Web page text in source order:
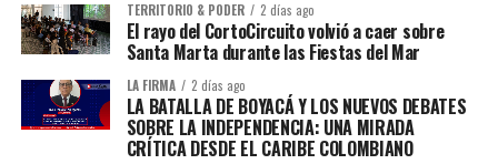
TERRITORIO & PODER 2 días ago
El rayo del CortoCircuito volvió a caer sobre
Santa Marta durante las Fiestas del Mar
LA FIRMA 2 días ago
LA BATALLA DE BOYACÁ Y LOS NUEVOS DEBATES
SOBRE LA INDEPENDENCIA: UNA MIRADA
CRÍTICA DESDE EL CARIBE COLOMBIANO